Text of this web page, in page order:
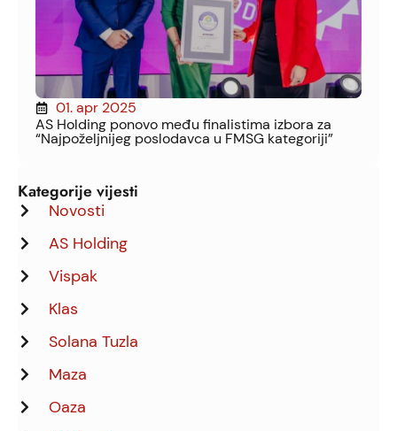
01. apr 2025
AS Holding ponovo među finalistima izbora za
“Najpoželjnijeg poslodavca u FMSG kategoriji”
Kategorije vijesti
Novosti
AS Holding
Vispak
Klas
Solana Tuzla
Maza
Oaza